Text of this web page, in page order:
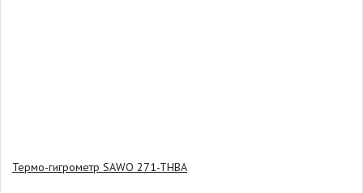
Термо-гигрометр SAWO 271-THBA